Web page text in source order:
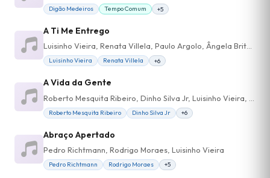
Digão Medeiros Tempo Comum +5
A Ti Me Entrego
Luisinho Vieira, Renata Villela, Paulo Argolo, Ângela Brito, Isabel Cartaxo
Luisinho Vieira Renata Villela +6
A Vida da Gente
Roberto Mesquita Ribeiro Dinho Silva Jr +6
Abraço Apertado
Pedro Richtmann, Rodrigo Moraes, Luisinho Vieira
Pedro Richtmann Rodrigo Moraes +5